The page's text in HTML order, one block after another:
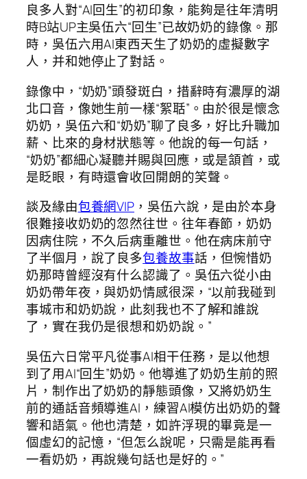
良多人對“AI回生”的初印象，能夠是往年清明
時B站UP主吳伍六“回生”已故奶奶的錄像。那
時，吳伍六用AI東西天生了奶奶的虛擬數字
人，并和她停止了對話。
錄像中，“奶奶”頭發斑白，措辭時有濃厚的湖
北口音，像她生前一樣“絮聒”。由於很是懷念
奶奶，吳伍六和“奶奶”聊了良多，好比升職加
薪、比來的身材狀態等。他說的每一句話，
“奶奶”都細心凝聽并賜與回應，或是頷首，或
是眨眼，有時還會收回開朗的笑聲。
談及緣由包養網VIP ，吳伍六說，是由於本身
很難接收奶奶的忽然往世。往年春節，奶奶
因病住院，不久后病重離世。他在病床前守
了半個月，說了良多包養故事話，但惋惜奶
奶那時曾經沒有什么認識了。吳伍六從小由
奶奶帶年夜，與奶奶情感很深，“以前我碰到
事城市和奶奶說，此刻我也不了解和誰說
了，實在我仍是很想和奶奶說。”
吳伍六日常平凡從事AI相干任務，是以他想
到了用AI“回生”奶奶。他導進了奶奶生前的照
片，制作出了奶奶的靜態頭像，又將奶奶生
前的通話音頻導進AI，練習AI模仿出奶奶的聲
響和語氣。他也清楚，如許浮現的畢竟是一
個虛幻的記憶，“但怎么說呢，只需是能再看
一看奶奶，再說幾句話也是好的。”